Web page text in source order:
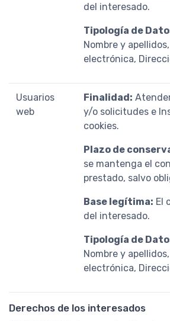
del interesado.
Tipología de
Nombre y
electrónica,
Usuarios
web
Finalidad:
y/o solicitudes e
cookies.
Plazo de
se mantenga el
prestado, salvo
Base legítima: El
del interesado.
Tipología de
Nombre y
electrónica,
Derechos de los interesados